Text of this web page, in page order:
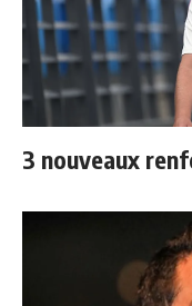
3 nouveaux